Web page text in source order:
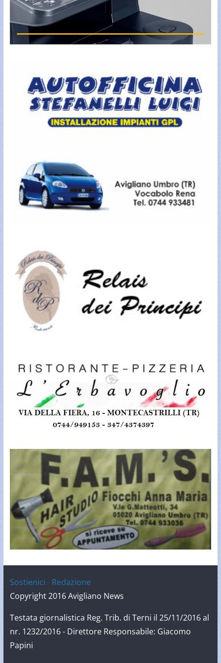
Sostienici
Redazione
Copyright 2016 Avigliano News
Testata giornalistica Reg. Trib. di Terni il 25/11/2016 al
nr. 1232/2016 - Direttore Responsabile: Giacomo
Papini